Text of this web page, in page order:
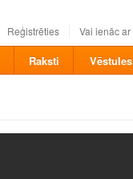
Reģistrēties Vai ienāc ar
Raksti Vēstules